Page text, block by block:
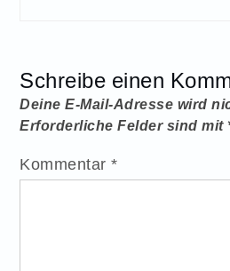
Schreibe einen
Deine E-Mail-Adresse wird
Erforderliche Felder sind mit
Kommentar*